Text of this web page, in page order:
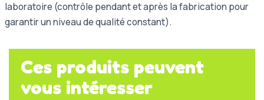
laboratoire (contrôle pendant et après la fabrication pour
garantir un niveau de qualité constant).
Ces produits peuvent
vous intéresser